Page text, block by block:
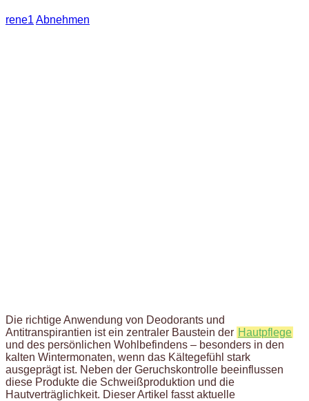
rene1 Abnehmen
Die richtige Anwendung von Deodorants und
Antitranspirantien ist ein zentraler Baustein der Hautpflege
und des persönlichen Wohlbefindens – besonders in den
kalten Wintermonaten, wenn das Kältegefühl stark
ausgeprägt ist. Neben der Geruchskontrolle beeinflussen
diese Produkte die Schweißproduktion und die
Hautverträglichkeit. Dieser Artikel fasst aktuelle